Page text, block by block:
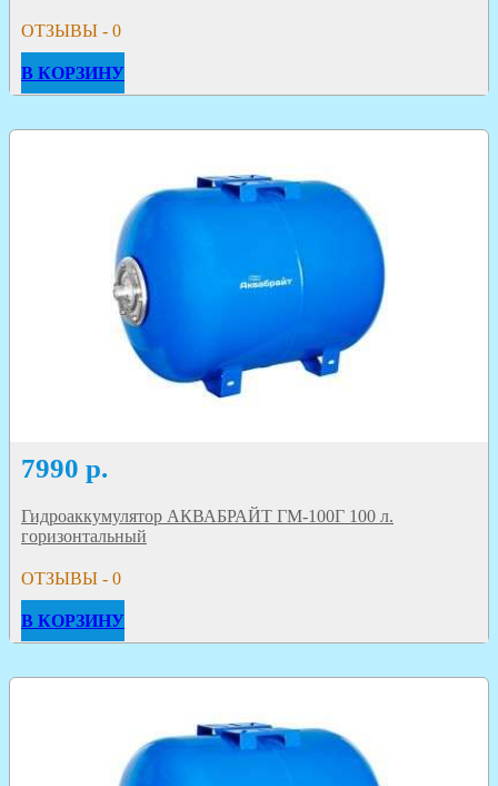
ОТЗЫВЫ - 0
В КОРЗИНУ
7990 р.
Гидроаккумулятор АКВАБРАЙТ ГМ-100Г 100 л.
горизонтальный
ОТЗЫВЫ - 0
В КОРЗИНУ